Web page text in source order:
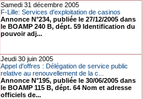
Samedi 31 décembre 2005
F-Lille: Services d'exploitation de casinos
Annonce N°234, publiée le 27/12/2005 dans
le BOAMP 240 B, dépt. 59 Identification du
pouvoir adj...
Jeudi 30 juin 2005
Appel d'offres : Délégation de service public
relative au renouvellement de la c...
Annonce N°195, publiée le 30/06/2005 dans
le BOAMP 115 B, dépt. 64 Nom et adresse
officiels de...